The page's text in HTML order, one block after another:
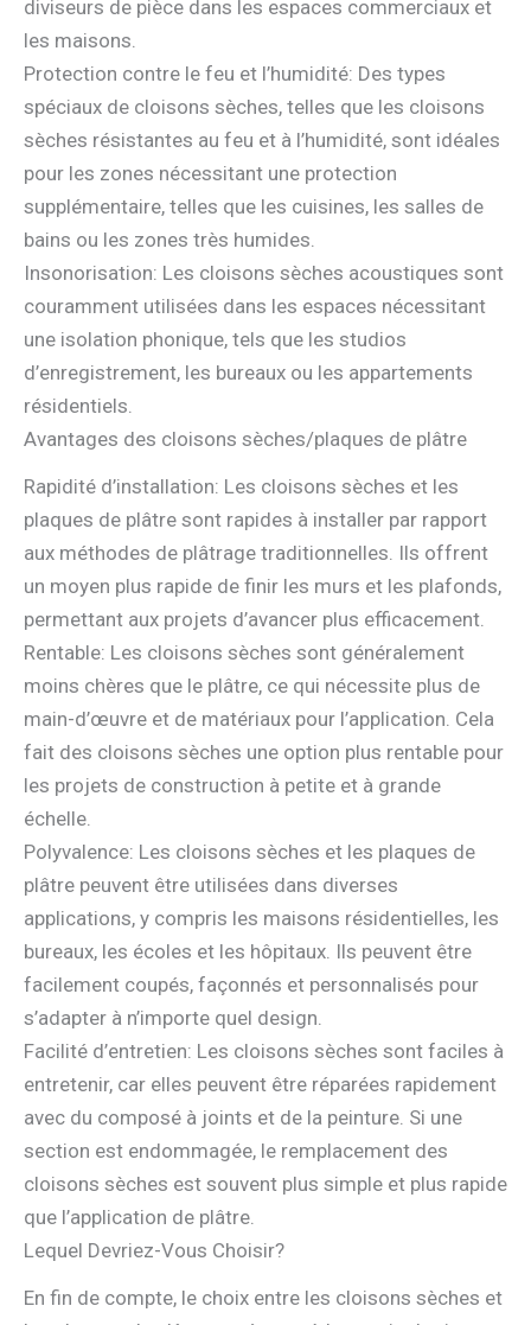
diviseurs de pièce dans les espaces commerciaux et
les maisons.
Protection contre le feu et l’humidité: Des types
spéciaux de cloisons sèches, telles que les cloisons
sèches résistantes au feu et à l’humidité, sont idéales
pour les zones nécessitant une protection
supplémentaire, telles que les cuisines, les salles de
bains ou les zones très humides.
Insonorisation: Les cloisons sèches acoustiques sont
couramment utilisées dans les espaces nécessitant
une isolation phonique, tels que les studios
d’enregistrement, les bureaux ou les appartements
résidentiels.
Avantages des cloisons sèches/plaques de plâtre
Rapidité d’installation: Les cloisons sèches et les
plaques de plâtre sont rapides à installer par rapport
aux méthodes de plâtrage traditionnelles. Ils offrent
un moyen plus rapide de finir les murs et les plafonds,
permettant aux projets d’avancer plus efficacement.
Rentable: Les cloisons sèches sont généralement
moins chères que le plâtre, ce qui nécessite plus de
main-d’œuvre et de matériaux pour l’application. Cela
fait des cloisons sèches une option plus rentable pour
les projets de construction à petite et à grande
échelle.
Polyvalence: Les cloisons sèches et les plaques de
plâtre peuvent être utilisées dans diverses
applications, y compris les maisons résidentielles, les
bureaux, les écoles et les hôpitaux. Ils peuvent être
facilement coupés, façonnés et personnalisés pour
s’adapter à n’importe quel design.
Facilité d’entretien: Les cloisons sèches sont faciles à
entretenir, car elles peuvent être réparées rapidement
avec du composé à joints et de la peinture. Si une
section est endommagée, le remplacement des
cloisons sèches est souvent plus simple et plus rapide
que l’application de plâtre.
Lequel Devriez-Vous Choisir?
En fin de compte, le choix entre les cloisons sèches et